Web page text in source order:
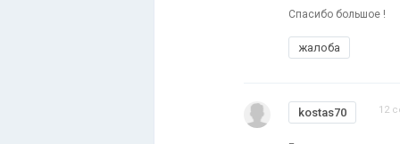
Спасибо большое !
жалоба
kostas70 12